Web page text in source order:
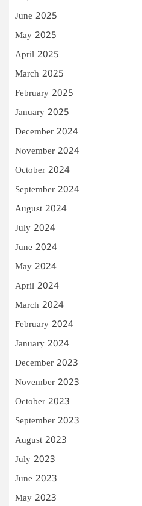
June 2025
May 2025
April 2025
March 2025
February 2025
January 2025
December 2024
November 2024
October 2024
September 2024
August 2024
July 2024
June 2024
May 2024
April 2024
March 2024
February 2024
January 2024
December 2023
November 2023
October 2023
September 2023
August 2023
July 2023
June 2023
May 2023